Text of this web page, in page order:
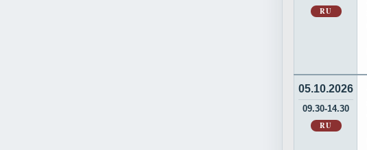
RU
05.10.2026
09.30-14.30
RU